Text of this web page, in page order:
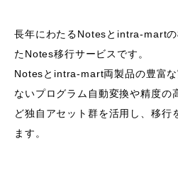
長年にわたるNotesとintra-mart
たNotes移行サービスです。
Notesとintra-mart両製品の豊富
ないプログラム自動変換や精度の
ど独自アセット群を活用し、移行
ます。